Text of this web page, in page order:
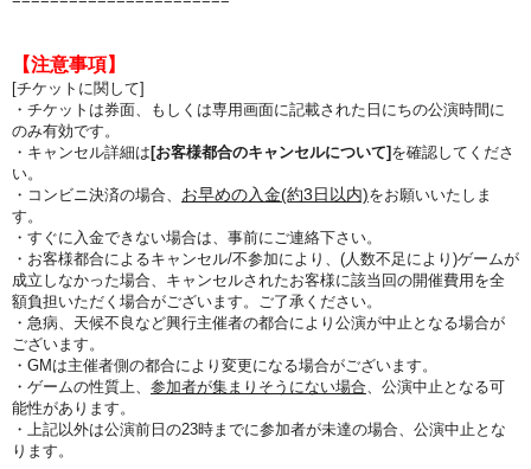
【注意事項】
[チケットに関して]
・チケットは券面、もしくは専用画面に記載された日にちの公演時間に
のみ有効です。
・キャンセル詳細は [お客様都合のキャンセルについて] を確認してくださ
い。
・コンビニ決済の場合、 お早めの入金(約3日以内)をお願いいたしま
す。
・すぐに入金できない場合は、事前にご連絡下さい。
・お客様都合によるキャンセル/不参加により、(人数不足により)ゲームが
成立しなかった場合、キャンセルされたお客様に該当回の開催費用を全
額負担いただく場合がございます。ご了承ください。
・急病、天候不良など興行主催者の都合により公演が中止となる場合が
ございます。
・GMは主催者側の都合により変更になる場合がございます。
・ゲームの性質上、 参加者が集まりそうにない場合、公演中止となる可
能性があります。
・上記以外は公演前日の23時までに参加者が未達の場合、公演中止とな
ります。